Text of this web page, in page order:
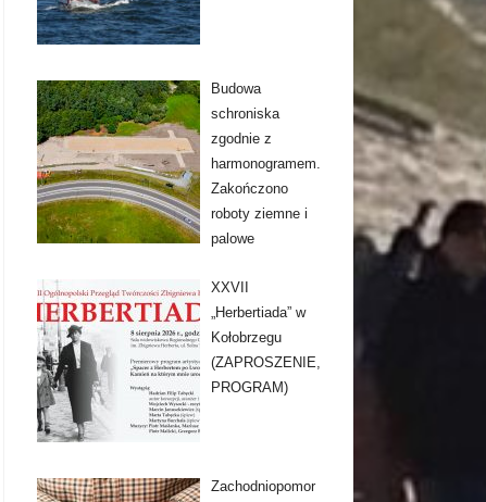
Budowa
schroniska
zgodnie z
harmonogramem.
Zakończono
roboty ziemne i
palowe
XXVII
„Herbertiada” w
Kołobrzegu
(ZAPROSZENIE,
PROGRAM)
Zachodniopomor